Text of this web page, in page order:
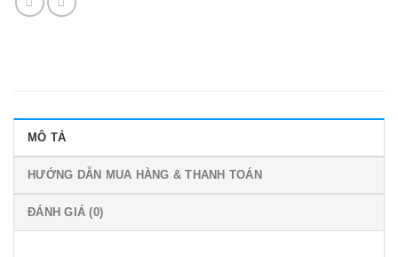
MÔ TẢ
HƯỚNG DẪN MUA HÀNG & THANH TOÁN
ĐÁNH GIÁ (0)